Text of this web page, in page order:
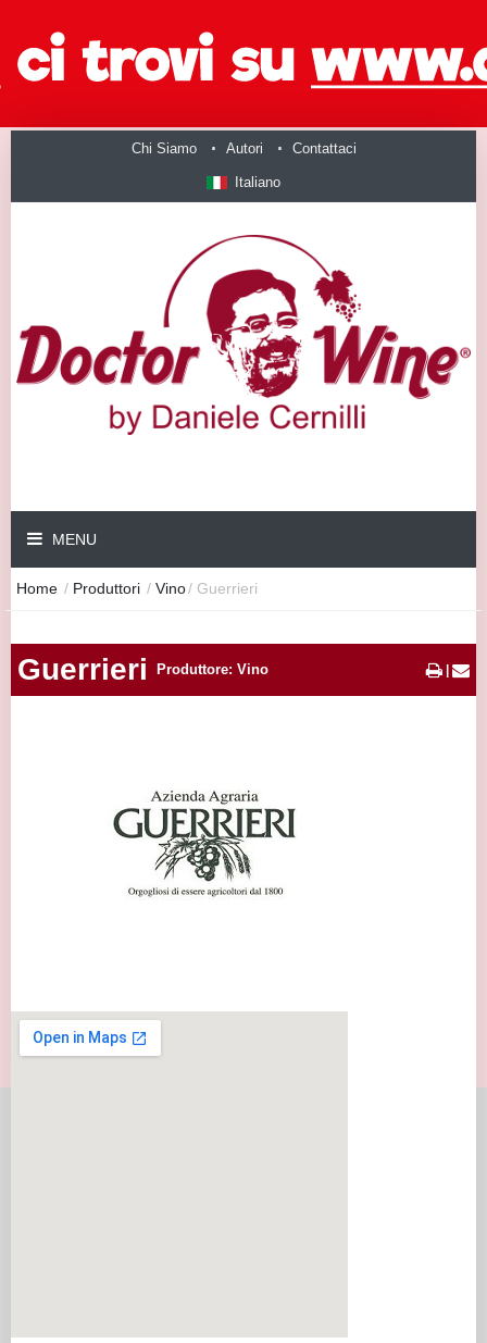
Chi Siamo Autori Contattaci
Italiano
MENU
Home / Produttori / Vino/ Guerrieri
Guerrieri Produttore: Vino |